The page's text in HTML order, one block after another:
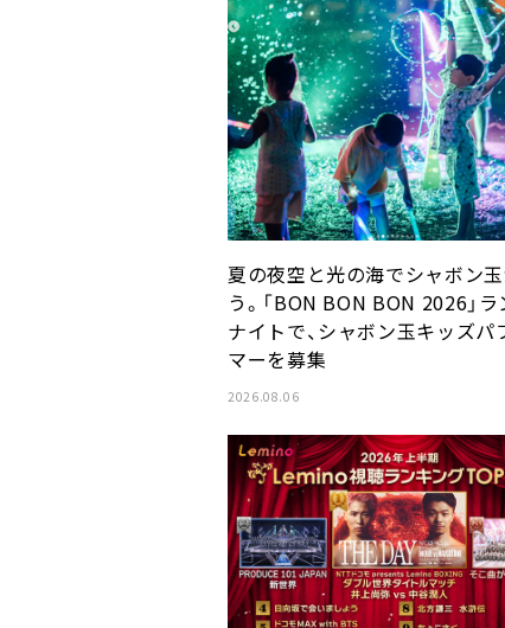
夏の夜空と光の海でシャボン
う。「BON BON BON 2026」
ナイトで、シャボン玉キッズパ
マーを募集
2026.08.06